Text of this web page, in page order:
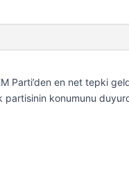
Parti’den en net tepki
partisinin konumunu